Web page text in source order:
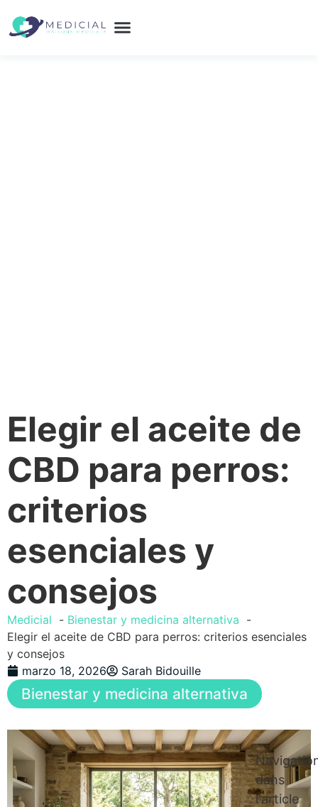
Elegir el aceite de
CBD para perros:
criterios
esenciales y
consejos
Medicial
Bienestar y medicina alternativa
Elegir el aceite de CBD para perros: criterios esenciales
y consejos
marzo 18, 2026
Sarah Bidouille
Bienestar y medicina alternativa
dans
l'article